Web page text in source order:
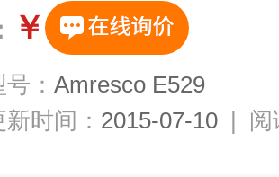
￥
： Amresco E529
新时间： 2015-07-10 | 阅